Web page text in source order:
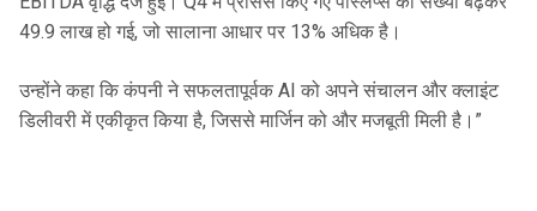
49.9 लाख हो गई, जो सालाना आधार पर 13% अधिक है।
उन्होंने कहा कि कंपनी ने सफलतापूर्वक AI को अपने संचालन और क्लाइंट
डिलीवरी में एकीकृत किया है, जिससे मार्जिन को और मजबूती मिली है।”